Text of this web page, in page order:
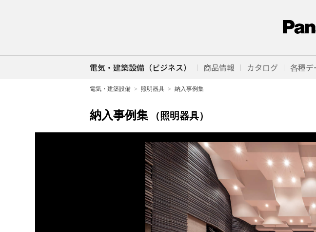
電気・建築設備（ビジネス） 商品情報 カタログ 各種デ
電気・建築設備 照明器具 納入事例集
納入事例集 （照明器具）